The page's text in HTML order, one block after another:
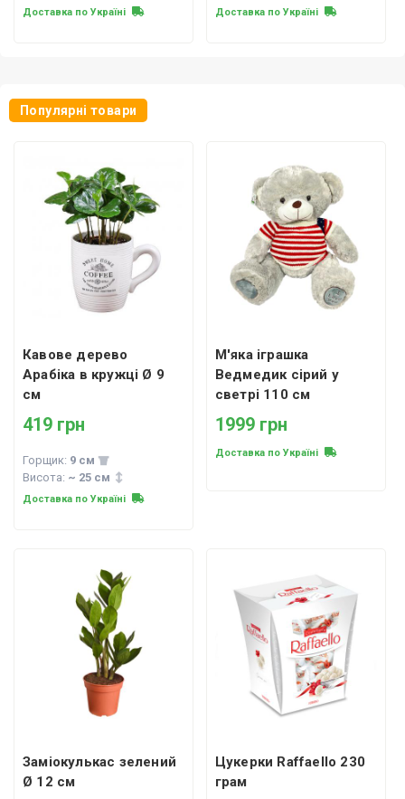
Доставка по Україні Доставка по Україні
Популярні товари
Кавове дерево
Арабіка в кружці Ø 9
см
419 грн
Горщик: 9 см
Висота: ~ 25 см
Доставка по Україні
М'яка іграшка
Ведмедик сірий у
светрі 110 см
1999 грн
Доставка по Україні
Заміокулькас зелений
Ø 12 см
Цукерки Raffaello 230
грам